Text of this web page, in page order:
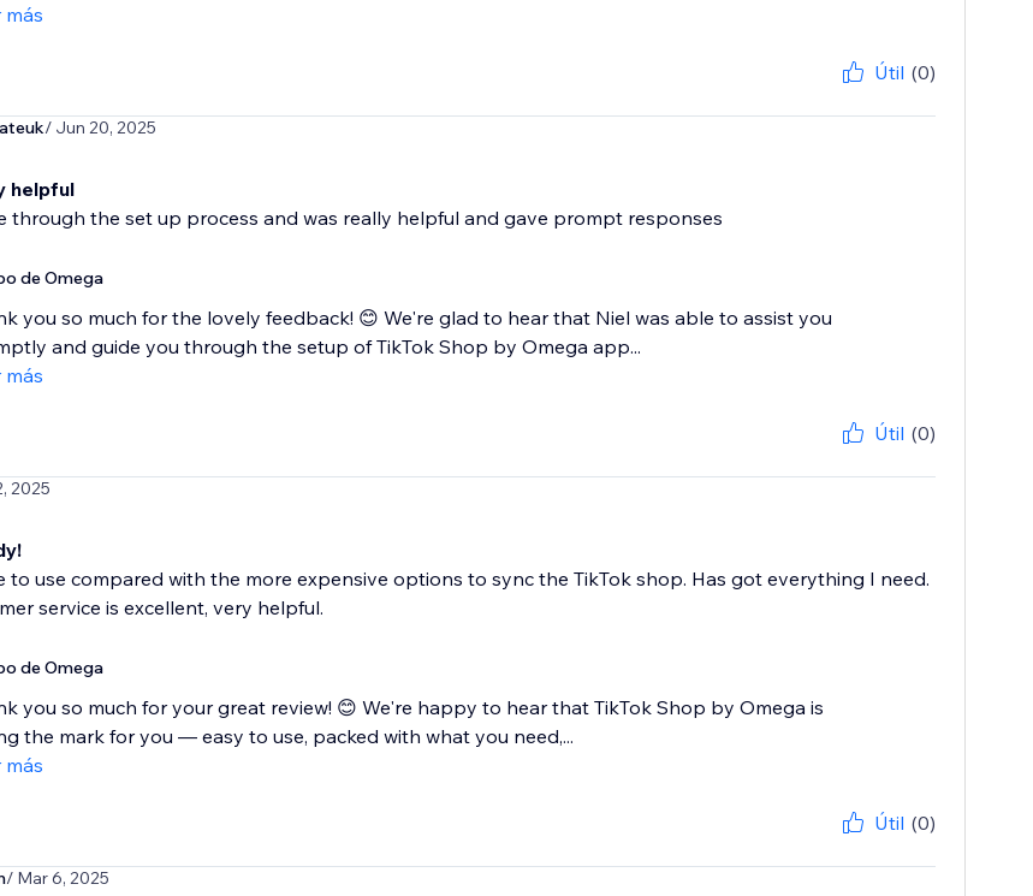
más
Útil (0)
/ Jun 20, 2025
helpful
through the set up process and was really helpful and gave prompt responses
de Omega
you so much for the lovely feedback! 😊 We're glad to hear that Niel was able to assist you
and guide you through the setup of TikTok Shop by Omega app...
más
Útil (0)
2025
to use compared with the more expensive options to sync the TikTok shop. Has got everything I need.
service is excellent, very helpful.
de Omega
you so much for your great review! 😊 We're happy to hear that TikTok Shop by Omega is
the mark for you — easy to use, packed with what you need,...
más
Útil (0)
/ Mar 6, 2025